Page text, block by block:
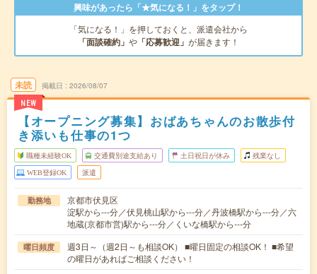
興味があったら「★気になる！」をタップ！
「気になる！」を押しておくと、派遣会社から
「面談確約」 や 「応募歓迎」 が届きます！
未読
NEW
掲載日 2026/08/07
【オープニング募集】おばあちゃんのお散歩付
き添いも仕事の1つ
職種未経験OK 交通費別途支給あり 土日祝日が休み 残業なし
WEB登録OK 派遣
勤務地
京都市伏見区
淀駅から---分／伏見桃山駅から---分／丹波橋駅から---分／六
地蔵(京都市営)駅から---分／くいな橋駅から---分
曜日頻度
週3日～（週2日～も相談OK） ■曜日固定の相談OK！ ■希望
の曜日があればご相談ください！